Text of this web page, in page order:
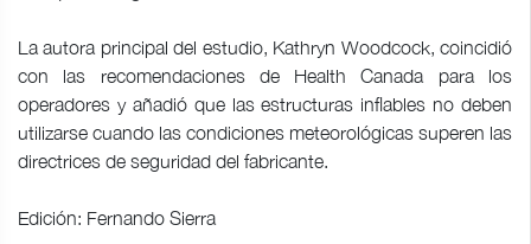
La autora principal del estudio, Kathryn Woodcock, coincidió
con las recomendaciones de Health Canada para los
operadores y añadió que las estructuras inflables no deben
utilizarse cuando las condiciones meteorológicas superen las
directrices de seguridad del fabricante.
Edición: Fernando Sierra